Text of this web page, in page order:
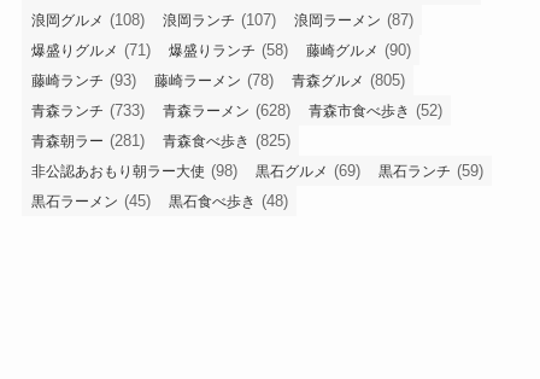
浪岡グルメ (108) 浪岡ランチ (107) 浪岡ラーメン (87)
爆盛りグルメ (71) 爆盛りランチ (58) 藤崎グルメ (90)
藤崎ランチ (93) 藤崎ラーメン (78) 青森グルメ (805)
青森ランチ (733) 青森ラーメン (628) 青森市食べ歩き (52)
青森朝ラー (281) 青森食べ歩き (825)
非公認あおもり朝ラー大使 (98) 黒石グルメ (69) 黒石ランチ (59)
黒石ラーメン (45) 黒石食べ歩き (48)